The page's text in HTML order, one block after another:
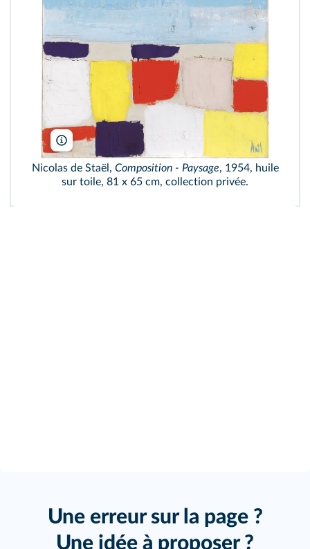
Christie's Images/Bridgeman/ADAGP
Nicolas de Staël, Composition ‑ Paysage, 1954, huile
sur toile, 81 x 65 cm, collection privée.
Une erreur sur la page ?
Une idée à proposer ?